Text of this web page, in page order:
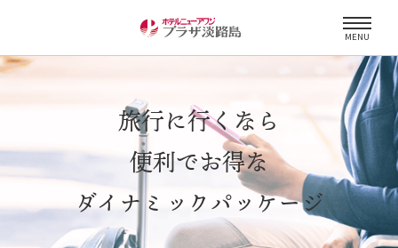
MENU
旅行に行くなら
便利でお得な
ダイナミックパッケージ